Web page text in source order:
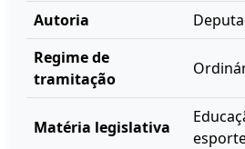
Autoria
Regime de
tramitação
Matéria legislativa